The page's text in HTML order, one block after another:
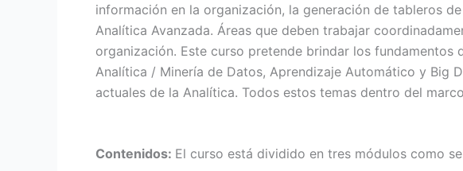
información en la organización, la generación de tableros
Analítica Avanzada. Áreas que deben trabajar
organización. Este curso pretende brindar los
Analítica / Minería de Datos, Aprendizaje Automático y Big
actuales de la Analítica. Todos estos temas dentro del
Contenidos: El curso está dividido en tres módulos como